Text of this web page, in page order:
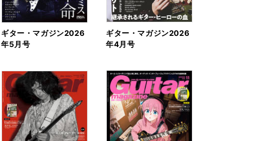
ギター・マガジン2026
年5月号
ギター・マガジン2026
年4月号